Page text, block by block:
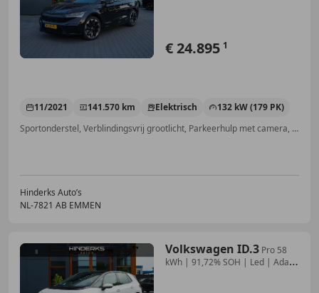
€ 24.895 1
11/2021 141.570 km Elektrisch
132 kW (179 PK)
Sportonderstel, Verblindingsvrij grootlicht, Parkeerhulp met camera, Stoelverwarming, Elektrische achterklep, Hoofd airbag, Dakrails, Geheel digitaal combi-instrument
Hinderks Auto’s
NL-7821 AB EMMEN
Volkswagen ID.3 Pro 58
kWh | 91,72% SOH | Led | Adap.